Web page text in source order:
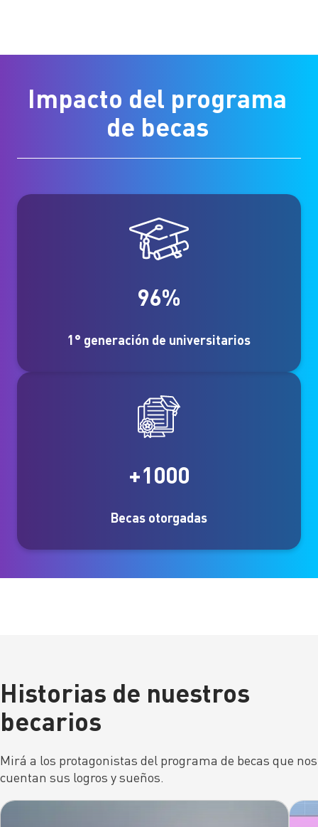
Impacto del programa
de becas
96%
1° generación de universitarios
+1000
Becas otorgadas
Historias de nuestros
becarios
Mirá a los protagonistas del programa de becas que nos
cuentan sus logros y sueños.